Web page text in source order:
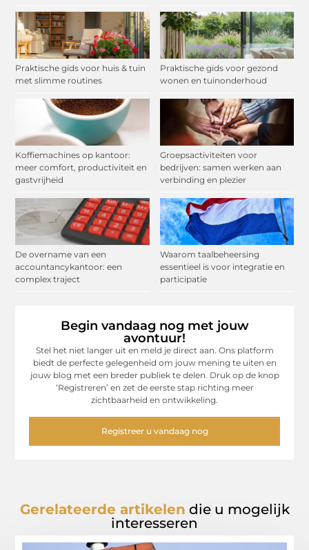
Praktische gids voor huis & tuin
met slimme routines
Praktische gids voor gezond
wonen en tuinonderhoud
Koffiemachines op kantoor:
meer comfort, productiviteit en
gastvrijheid
Groepsactiviteiten voor
bedrijven: samen werken aan
verbinding en plezier
De overname van een
accountancykantoor: een
complex traject
Waarom taalbeheersing
essentieel is voor integratie en
participatie
Begin vandaag nog met jouw
avontuur!
Stel het niet langer uit en meld je direct aan. Ons platform
biedt de perfecte gelegenheid om jouw mening te uiten en
jouw blog met een breder publiek te delen. Druk op de knop
‘Registreren’ en zet de eerste stap richting meer
zichtbaarheid en ontwikkeling.
Registreer u vandaag nog
Gerelateerde artikelen die u mogelijk
interesseren